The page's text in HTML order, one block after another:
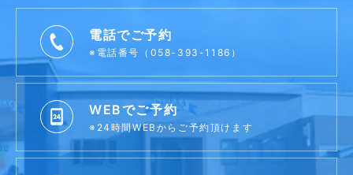
電話でご予約
※電話番号（058-393-1186）
WEBでご予約
※24時間WEBからご予約頂けます